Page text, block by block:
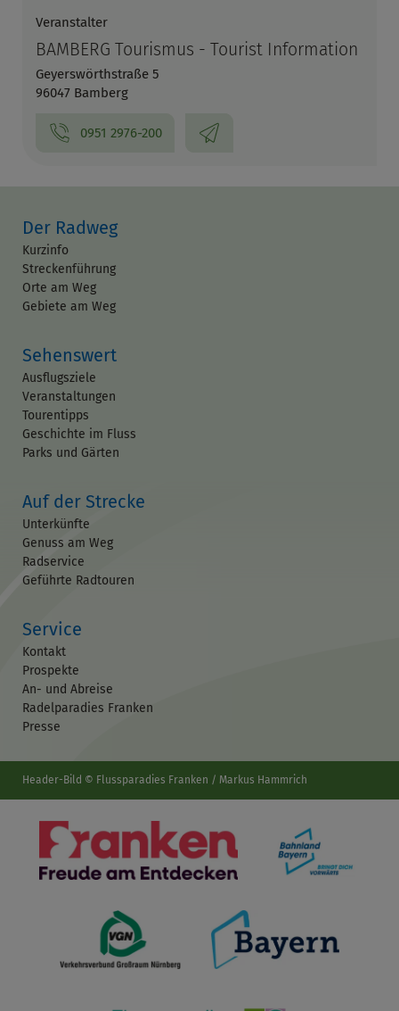
Veranstalter
BAMBERG Tourismus - Tourist Information
Geyerswörthstraße 5
96047 Bamberg
0951 2976-200
Der Radweg
Kurzinfo
Streckenführung
Orte am Weg
Gebiete am Weg
Sehenswert
Ausflugsziele
Veranstaltungen
Tourentipps
Geschichte im Fluss
Parks und Gärten
Auf der Strecke
Unterkünfte
Genuss am Weg
Radservice
Geführte Radtouren
Service
Kontakt
Prospekte
An- und Abreise
Radelparadies Franken
Presse
Header-Bild © Flussparadies Franken / Markus Hammrich